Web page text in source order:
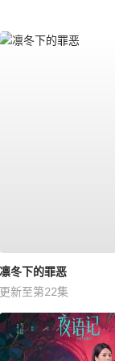
凛冬下的罪恶
更新至第22集